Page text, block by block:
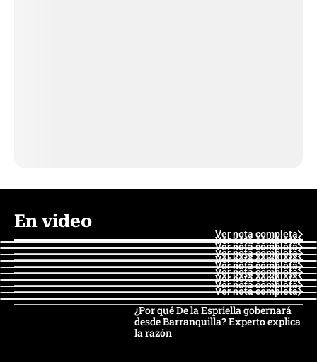
En video
Ver nota completa
Ver nota completa
Ver nota completa
Ver nota completa
Ver nota completa
Ver nota completa
Ver nota completa
Ver nota completa
Ver nota completa
Ver nota completa
¿Por qué De la Espriella gobernará
desde Barranquilla? Experto explica
la razón